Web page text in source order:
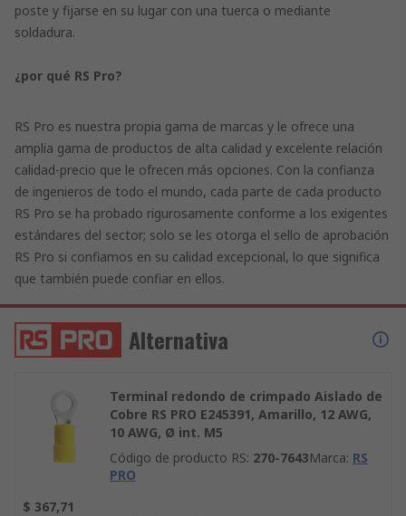
poste y fijarse en su lugar con una tuerca o mediante
soldadura.
¿por qué RS Pro?
RS Pro es nuestra propia gama de marcas y le ofrece una
amplia gama de productos de alta calidad y excelente relación
calidad-precio que le ofrecen más opciones. Con la confianza
de ingenieros de todo el mundo, cada parte de cada producto
RS Pro se ha probado rigurosamente conforme a los exigentes
estándares del sector; solo se les otorga el sello de aprobación
RS Pro si confiamos en su calidad excepcional, lo que significa
que también puede confiar en ellos.
Alternativa
Terminal redondo de crimpado Aislado de
Cobre RS PRO E245391, Amarillo, 12 AWG,
10 AWG, Ø int. M5
Código de producto RS: 270-7643Marca: RS
PRO
$ 367,71